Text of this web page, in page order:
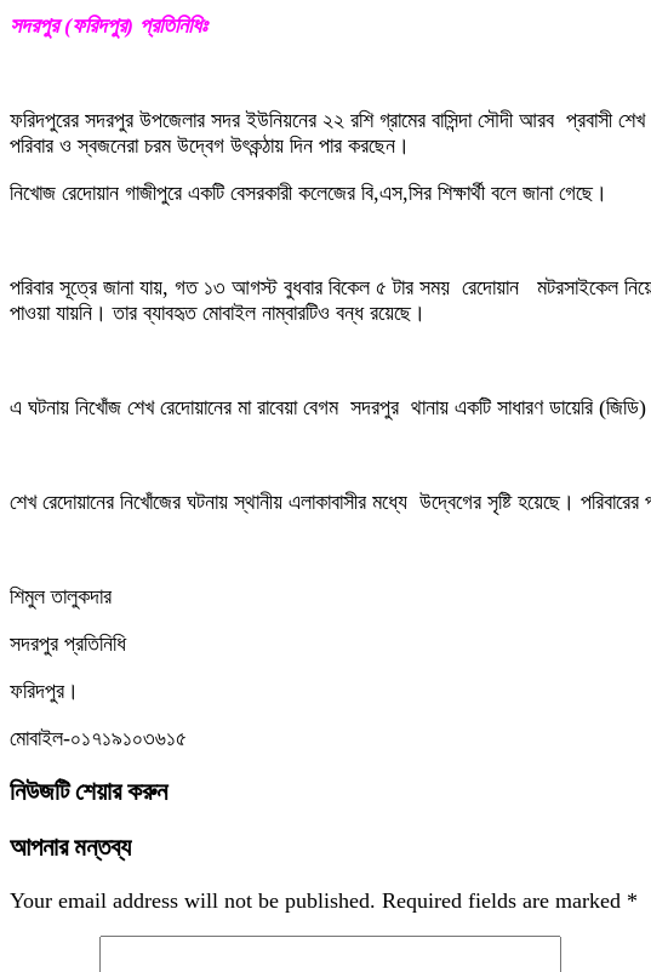
সদরপুর (ফরিদপুর) প্রতিনিধিঃ
ফরিদপুরের সদরপুর উপজেলার সদর ইউনিয়নের ২২ রশি গ্রামের বাসিন্দা সৌদী আরব
পরিবার ও স্বজনেরা চরম উদ্বেগ উৎকন্ঠায় দিন পার করছেন।
নিখোজ রেদোয়ান গাজীপুরে একটি বেসরকারী কলেজের বি,এস,সির শিক্ষার্থী বলে জানা গেছে।
পরিবার সূত্রে জানা যায়, গত ১৩ আগস্ট বুধবার বিকেল ৫ টার সময় রেদোয়ান মটরসাইকেল
পাওয়া যায়নি। তার ব্যাবহৃত মোবাইল নাম্বারটিও বন্ধ রয়েছে।
এ ঘটনায় নিখোঁজ শেখ রেদোয়ানের মা রাবেয়া বেগম সদরপুর থানায় একটি সাধারণ ডায়েরি
শেখ রেদোয়ানের নিখোঁজের ঘটনায় স্থানীয় এলাকাবাসীর মধ্যে উদ্বেগের সৃষ্টি হয়েছে।
শিমুল তালুকদার
সদরপুর প্রতিনিধি
ফরিদপুর।
মোবাইল-০১৭১৯১০৩৬১৫
নিউজটি শেয়ার করুন
আপনার মন্তব্য
Your email address will not be published. Required fields are marked *